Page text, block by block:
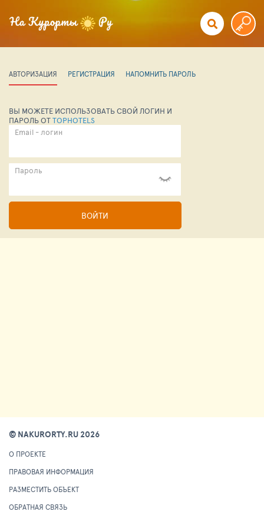
АВТОРИЗАЦИЯ РЕГИСТРАЦИЯ НАПОМНИТЬ ПАРОЛЬ
ВЫ МОЖЕТЕ ИСПОЛЬЗОВАТЬ СВОЙ ЛОГИН И
ПАРОЛЬ ОТTOPHOTELS
Email - логин
Пароль
ВОЙТИ
© NAKURORTY.RU 2026
О ПРОЕКТЕ
ПРАВОВАЯ ИНФОРМАЦИЯ
РАЗМЕСТИТЬ ОБЪЕКТ
ОБРАТНАЯ СВЯЗЬ